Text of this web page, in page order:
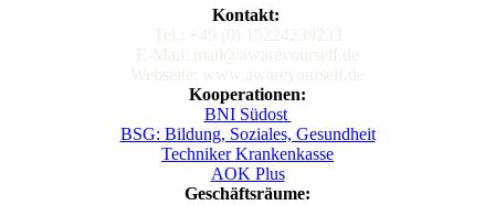
Kontakt:
Kooperationen:
BNI Südost
BSG: Bildung, Soziales, Gesundheit
Techniker Krankenkasse
AOK Plus
Geschäftsräume: